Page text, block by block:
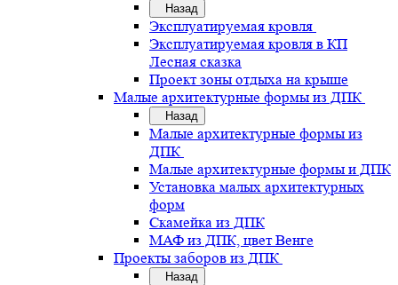
Назад
Эксплуатируемая кровля
Эксплуатируемая кровля в КП
Лесная сказка
Проект зоны отдыха на крыше
Малые архитектурные формы из ДПК
Назад
Малые архитектурные формы из
ДПК
Малые архитектурные формы и ДПК
Установка малых архитектурных
форм
Скамейка из ДПК
МАФ из ДПК, цвет Венге
Проекты заборов из ДПК
Назад